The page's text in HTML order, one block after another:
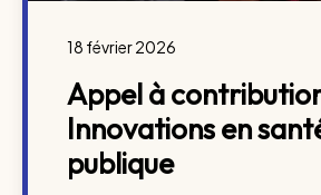
18 février 2026
Appel à
Innovations en
publique